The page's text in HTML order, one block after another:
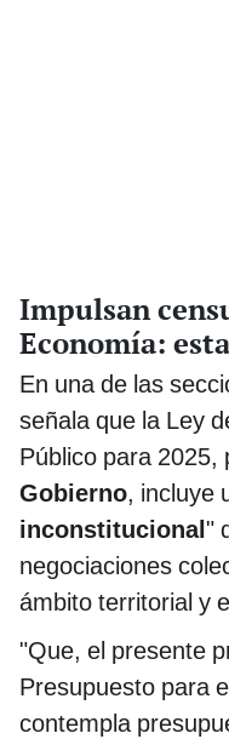
Impulsan
Economía:
En una de las
señala que la Ley
Público para 2025,
Gobierno, incluye
inconstitucional"
negociaciones
ámbito territorial y
"Que, el presente
Presupuesto para
contempla